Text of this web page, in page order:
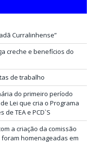
Curralinhense”
creche e benefícios do
de trabalho
do primeiro período
Lei que cria o Programa
TEA e PCD`S
a criação da comissão
homenageadas em